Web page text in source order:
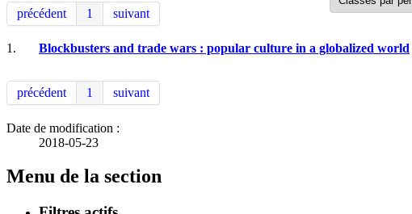
précédent 1 suivant
1. Blockbusters and trade wars : popular culture in a globalized world
précédent 1 suivant
Date de modification :
2018-05-23
Menu de la section